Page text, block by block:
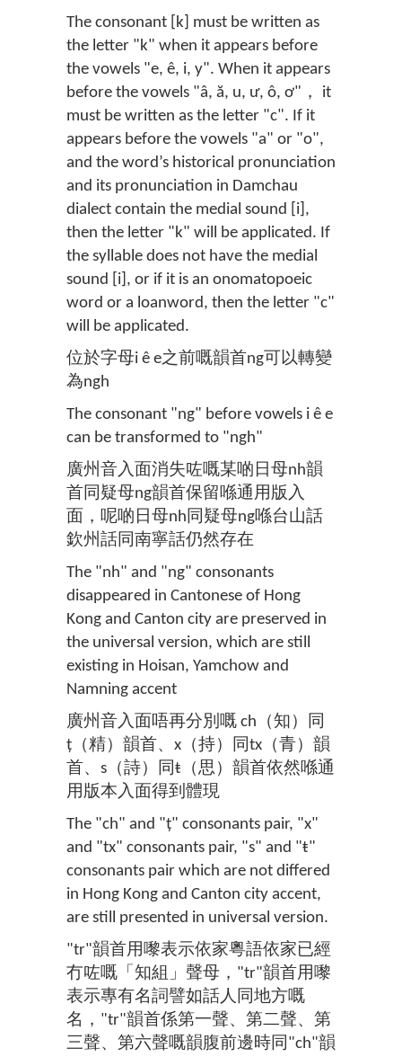
The consonant [k] must be written as
the letter "k" when it appears before
the vowels "e, ê, i, y". When it appears
before the vowels "â, ă, u, ư, ô, ơ"， it
must be written as the letter "c". If it
appears before the vowels "a" or "o",
and the word’s historical pronunciation
and its pronunciation in Damchau
dialect contain the medial sound [i],
then the letter "k" will be applicated. If
the syllable does not have the medial
sound [i], or if it is an onomatopoeic
word or a loanword, then the letter "c"
will be applicated.
位於字母i ê e之前嘅韻首ng可以轉變
為ngh
The consonant "ng" before vowels i ê e
can be transformed to "ngh"
廣州音入面消失咗嘅某啲日母nh韻
首同疑母ng韻首保留喺通用版入
面，呢啲日母nh同疑母ng喺台山話
欽州話同南寧話仍然存在
The "nh" and "ng" consonants
disappeared in Cantonese of Hong
Kong and Canton city are preserved in
the universal version, which are still
existing in Hoisan, Yamchow and
Namning accent
廣州音入面唔再分別嘅 ch（知）同
ț（精）韻首、x（持）同tx（青）韻
首、s（詩）同ŧ（思）韻首依然喺通
用版本入面得到體現
The "ch" and "ț" consonants pair, "x"
and "tx" consonants pair, "s" and "ŧ"
consonants pair which are not differed
in Hong Kong and Canton city accent,
are still presented in universal version.
"tr"韻首用嚟表示依家粵語依家已經
冇咗嘅「知組」聲母，"tr"韻首用嚟
表示專有名詞譬如話人同地方嘅
名，"tr"韻首係第一聲、第二聲、第
三聲、第六聲嘅韻腹前邊時同"ch"韻